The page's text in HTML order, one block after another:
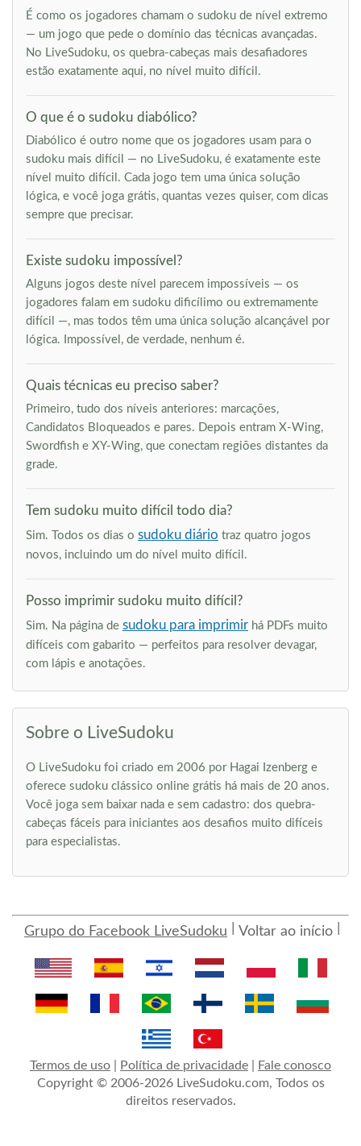
É como os jogadores chamam o sudoku de nível extremo
— um jogo que pede o domínio das técnicas avançadas.
No LiveSudoku, os quebra-cabeças mais desafiadores
estão exatamente aqui, no nível muito difícil.
O que é o sudoku diabólico?
Diabólico é outro nome que os jogadores usam para o
sudoku mais difícil — no LiveSudoku, é exatamente este
nível muito difícil. Cada jogo tem uma única solução
lógica, e você joga grátis, quantas vezes quiser, com dicas
sempre que precisar.
Existe sudoku impossível?
Alguns jogos deste nível parecem impossíveis — os
jogadores falam em sudoku dificílimo ou extremamente
difícil —, mas todos têm uma única solução alcançável por
lógica. Impossível, de verdade, nenhum é.
Quais técnicas eu preciso saber?
Primeiro, tudo dos níveis anteriores: marcações,
Candidatos Bloqueados e pares. Depois entram X-Wing,
Swordfish e XY-Wing, que conectam regiões distantes da
grade.
Tem sudoku muito difícil todo dia?
Sim. Todos os dias o sudoku diário traz quatro jogos
novos, incluindo um do nível muito difícil.
Posso imprimir sudoku muito difícil?
Sim. Na página de sudoku para imprimir há PDFs muito
difíceis com gabarito — perfeitos para resolver devagar,
com lápis e anotações.
Sobre o LiveSudoku
O LiveSudoku foi criado em 2006 por Hagai Izenberg e
oferece sudoku clássico online grátis há mais de 20 anos.
Você joga sem baixar nada e sem cadastro: dos quebra-
cabeças fáceis para iniciantes aos desafios muito difíceis
para especialistas.
Grupo do Facebook LiveSudoku Voltar ao início
Termos de uso Política de privacidade
Fale conosco
Copyright © 2006-2026 LiveSudoku.com, Todos os
direitos reservados.